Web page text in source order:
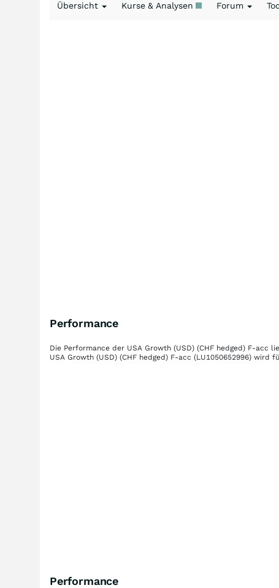
Übersicht Kurse & Analysen Forum
Performance
Die Performance der USA Growth (USD) (CHF hedged) F-acc
USA Growth (USD) (CHF hedged) F-acc (LU1050652996) wird
Performance